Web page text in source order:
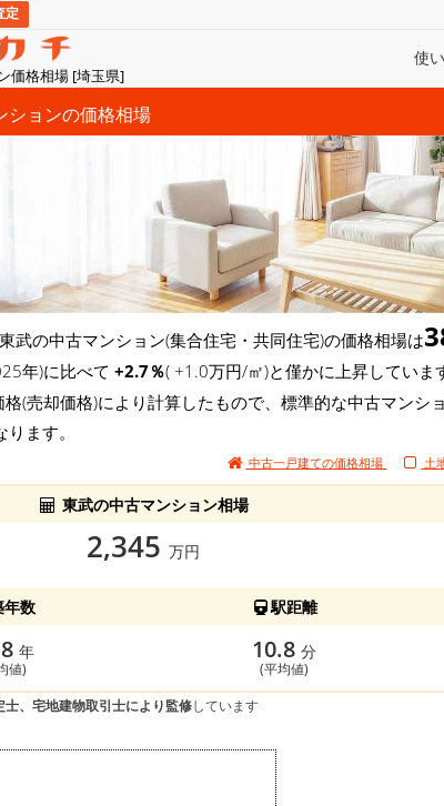
価格相場 [埼玉県]
使
定
ションの価格相場
武の中古マンション(集合住宅・共同住宅)の価格相場は
年)に比べて +2.7％( +1.0万円/㎡)と僅かに上昇してい
(売却価格)により計算したもので、標準的な中古マンシ
ます。
中古一戸建ての価格相場 土
東武の中古マンション相場
2,345 万円
年数 駅距離
年
値)
10.8 分
(平均値)
士、宅地建物取引士により監修しています